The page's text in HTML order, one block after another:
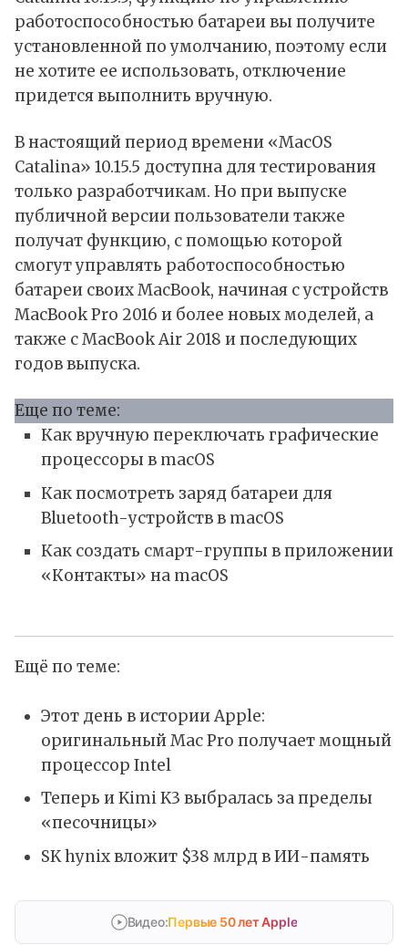
работоспособностью батареи вы получите
установленной по умолчанию, поэтому если
не хотите ее использовать, отключение
придется выполнить вручную.
В настоящий период времени «MacOS
Catalina» 10.15.5 доступна для тестирования
только разработчикам. Но при выпуске
публичной версии пользователи также
получат функцию, с помощью которой
смогут управлять работоспособностью
батареи своих MacBook, начиная с устройств
MacBook Pro 2016 и более новых моделей, а
также с MacBook Air 2018 и последующих
годов выпуска.
Еще по теме:
Как вручную переключать графические
процессоры в macOS
Как посмотреть заряд батареи для
Bluetooth-устройств в macOS
Как создать смарт-группы в приложении
«Контакты» на macOS
Ещё по теме:
Этот день в истории Apple:
оригинальный Mac Pro получает мощный
процессор Intel
Теперь и Kimi K3 выбралась за пределы
«песочницы»
SK hynix вложит $38 млрд в ИИ-память
Видео:Первые 50 лет Apple